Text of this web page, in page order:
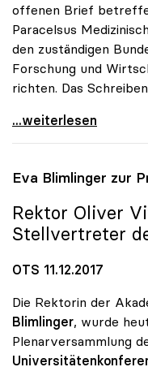
offenen Brief
Paracelsus
den zuständigen
Forschung und
richten. Das
uniko fordert Stopp
...weiterlesen
Eva Blimlinger zur
Rektor Oliver
Stellvertreter
OTS 11.12.2017
Die Rektorin der
Blimlinger, wurde
Plenarversammlung